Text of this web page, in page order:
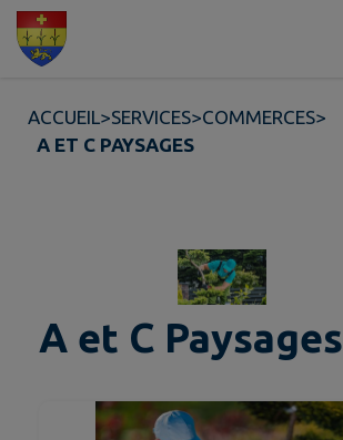
Contenu
ACCUEIL>SERVICES>COMMERCES>
A ET C PAYSAGES
A et C Paysages